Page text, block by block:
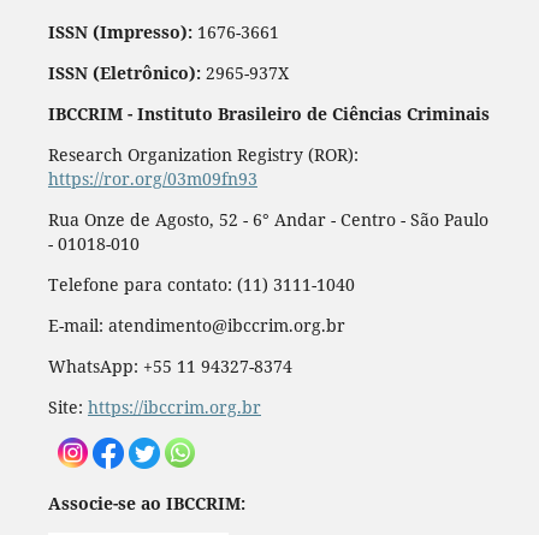
ISSN (Impresso):1676-3661
ISSN (Eletrônico):2965-937X
IBCCRIM - Instituto Brasileiro de Ciências Criminais
Research Organization Registry (ROR):
https://ror.org/03m09fn93
Rua Onze de Agosto, 52 - 6° Andar - Centro - São Paulo
- 01018-010
Telefone para contato: (11) 3111-1040
E-mail: atendimento@ibccrim.org.br
WhatsApp: +55 11 94327-8374
Site: https://ibccrim.org.br
Associe-se ao IBCCRIM: